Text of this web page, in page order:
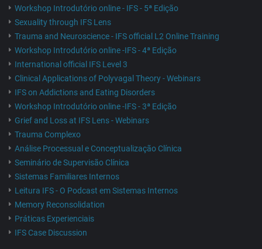
Workshop Introdutório online - IFS - 5ª Edição
Sexuality through IFS Lens
Trauma and Neuroscience - IFS official L2 Online Training
Workshop Introdutório online -IFS - 4ª Edição
International official IFS Level 3
Clinical Applications of Polyvagal Theory - Webinars
IFS on Addictions and Eating Disorders
Workshop Introdutório online -IFS - 3ª Edição
Grief and Loss at IFS Lens - Webinars
Trauma Complexo
Análise Processual e Conceptualização Clínica
Seminário de Supervisão Clínica
Sistemas Familiares Internos
Leitura IFS - O Podcast em Sistemas Internos
Memory Reconsolidation
Práticas Experienciais
IFS Case Discussion